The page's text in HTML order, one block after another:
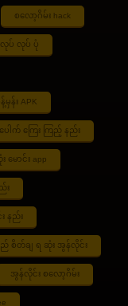
စလော့ဂိမ်း hack
လုပ် လုပ် ပုံ
န်း APK
ေါက် ကြေး ကြည့် နည်း
မောင်း app
း
နည်း
စိတ်ချ ရ ဆုံး အွန်လိုင်း
အွန်လိုင်း စလော့ဂိမ်း